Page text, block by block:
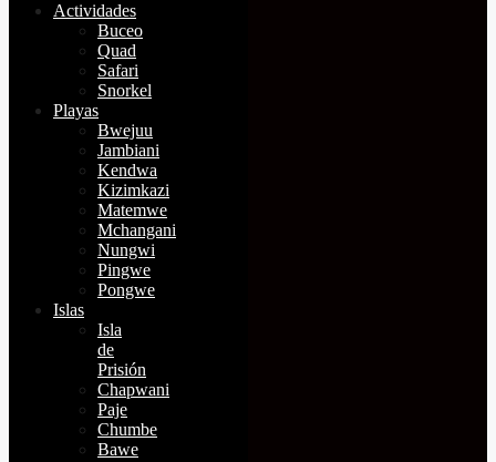
Actividades
Buceo
Quad
Safari
Snorkel
Playas
Bwejuu
Jambiani
Kendwa
Kizimkazi
Matemwe
Mchangani
Nungwi
Pingwe
Pongwe
Islas
Isla
de
Prisión
Chapwani
Paje
Chumbe
Bawe